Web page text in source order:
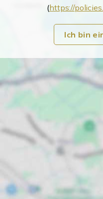
(https://
Ich bin